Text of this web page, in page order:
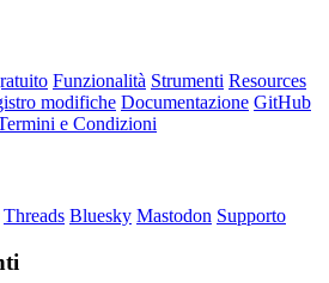
Funzionalità Strumenti Resources
modifiche Documentazione GitHub
e Condizioni
Threads Bluesky Mastodon Supporto